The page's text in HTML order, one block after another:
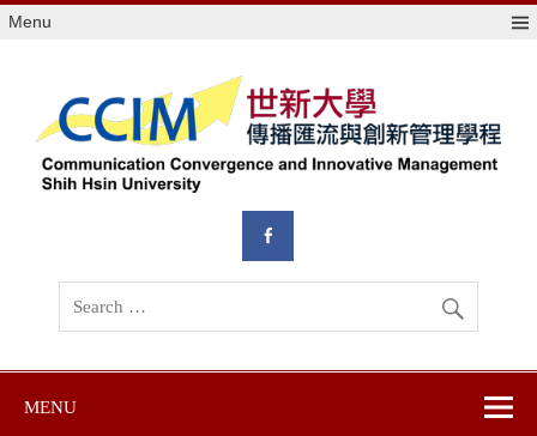
Skip
toMenu
世新大學傳播匯
位學程
MENU